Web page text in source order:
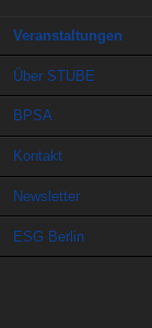
Veranstaltungen
Über STUBE
BPSA
Kontakt
Newsletter
ESG Berlin